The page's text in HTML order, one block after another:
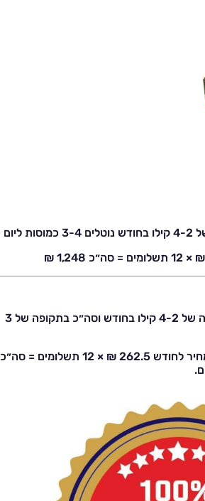
סה״כ 288 כמוסות (96 לחודש) • ⁠ירידה של 4-2 קילו בחודש וסה״כ בתקופה של 3
• מחיר חבילת פרימיום ל־3 חודשים – מחיר לחודש 262.5 ₪ × 12 תשלומים = סה״כ